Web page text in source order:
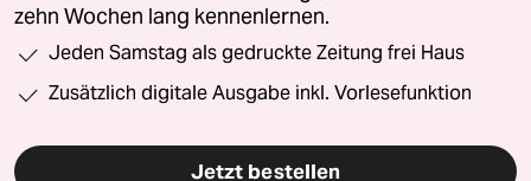
zehn Wochen lang kennenlernen.
Jeden Samstag als gedruckte Zeitung frei Haus
Zusätzlich digitale Ausgabe inkl. Vorlesefunktion
Jetzt bestellen